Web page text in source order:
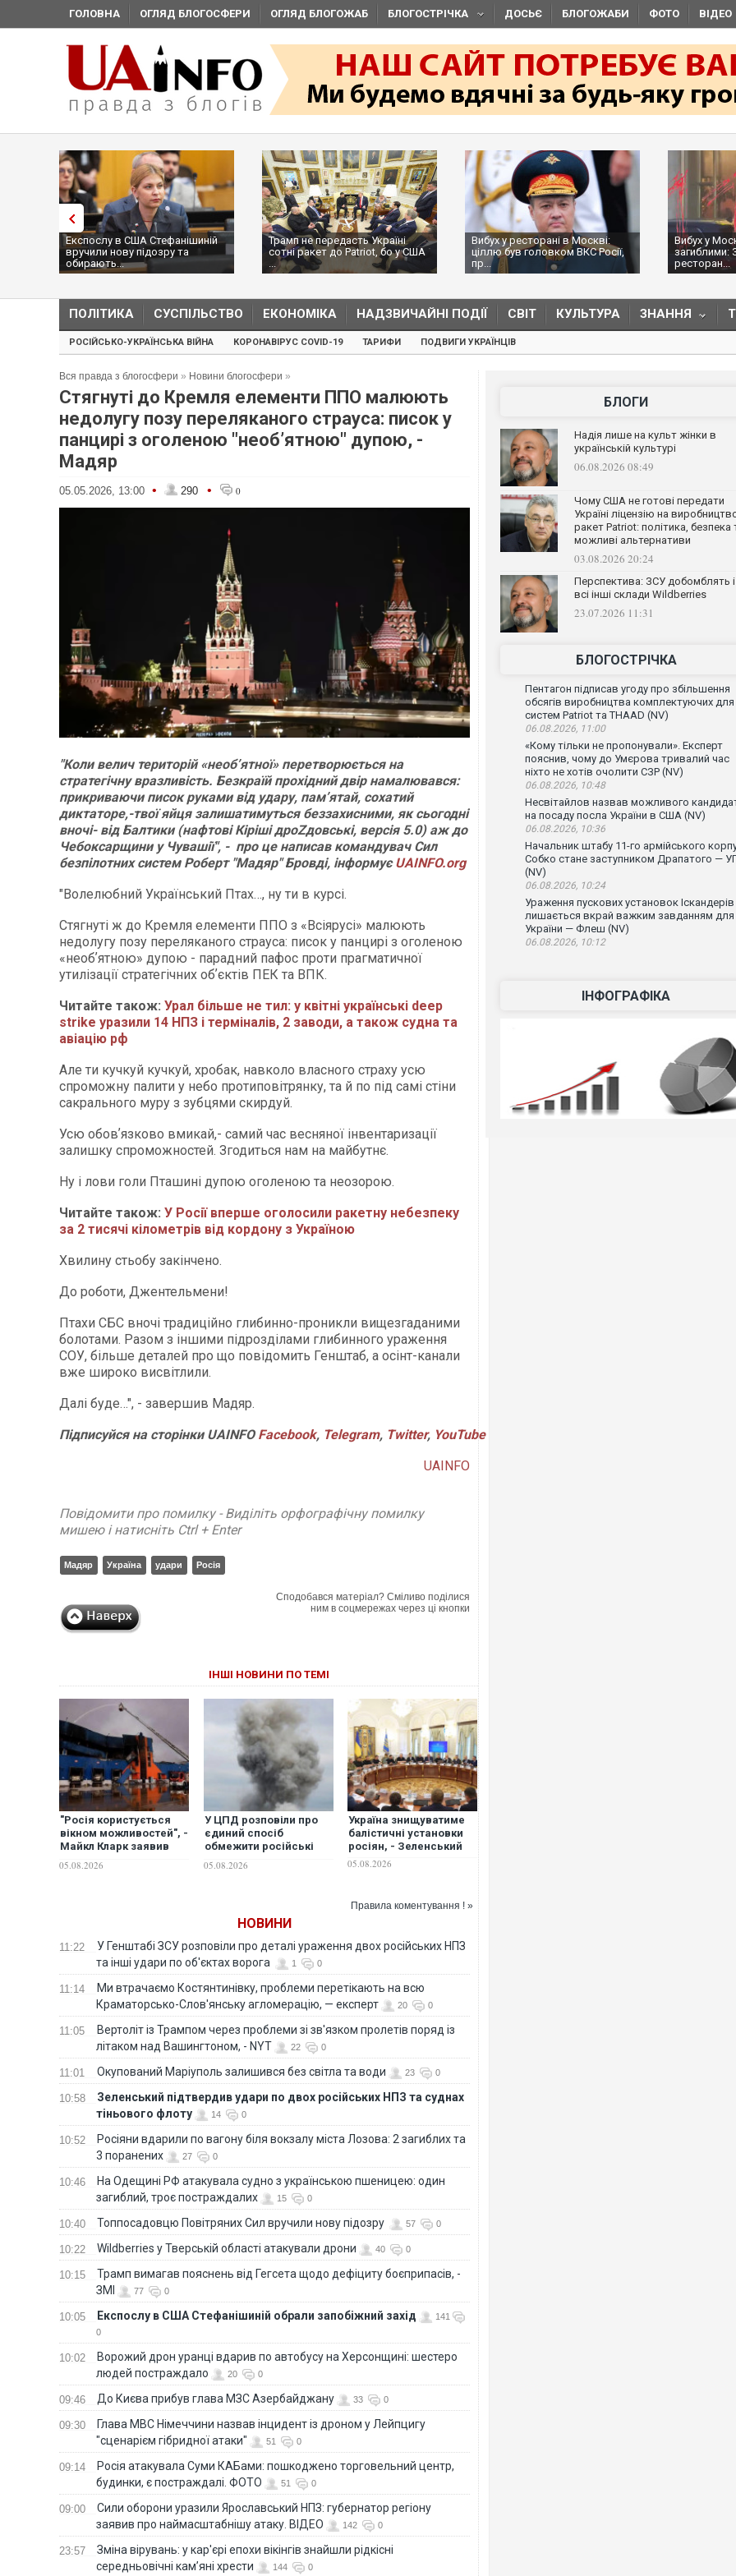
ГОЛОВНА ОГЛЯД БЛОГОСФЕРИ ОГЛЯД БЛОГОЖАБ БЛОГОСТРІЧКА ДОСЬЄ БЛОГОЖАБИ ФОТО ВІДЕО
Експослу в США Стефанішиній
вручили нову підозру та
обирають...
Трамп не передасть Україні
сотні ракет до Patriot, бо у США
...
Вибух у ресторані в Москві:
ціллю був головком ВКС Росії,
пр...
Вибух у
загиблими:
ресторан...
ПОЛІТИКА СУСПІЛЬСТВО ЕКОНОМІКА НАДЗВИЧАЙНІ ПОДІЇ СВІТ КУЛЬТУРА ЗНАННЯ
РОСІЙСЬКО-УКРАЇНСЬКА ВІЙНА КОРОНАВІРУС COVID-19 ТАРИФИ ПОДВИГИ УКРАЇНЦІВ
Вся правда з блогосфери » Новини блогосфери »
Стягнуті до Кремля елементи ППО малюють
недолугу позу переляканого страуса: писок у
панцирі з оголеною "необʼятною" дупою, -
Мадяр
05.05.2026, 13:00 • 290 • 0
"Коли велич територій «необʼятної» перетворюється на
стратегічну вразливість. Безкраїй прохідний двір намалювався:
прикриваючи писок руками від удару, памʼятай, сохатий
диктаторе,-твої яйця залишатимуться беззахисними, як сьогодні
вночі- від Балтики (нафтові Кіріші дроZдовські, версія 5.0) аж до
Чебоксарщини у Чувашії", - про це написав командувач Сил
безпілотних систем Роберт "Мадяр" Бровді, інформуєUAINFO.org
"Волелюбний Український Птах…, ну ти в курсі.
Стягнуті ж до Кремля елементи ППО з «Всіярусі» малюють
недолугу позу переляканого страуса: писок у панцирі з оголеною
«необʼятною» дупою - парадний пафос проти прагматичної
утилізації стратегічних обʼєктів ПЕК та ВПК.
Читайте також: Урал більше не тил: у квітні українські deep
strike уразили 14 НПЗ і терміналів, 2 заводи, а також судна та
авіацію рф
Але ти кучкуй кучкуй, хробак, навколо власного страху усю
спроможну палити у небо протиповітрянку, та й по під самі стіни
сакрального муру з зубцями скирдуй.
Усю обовʼязково вмикай,- самий час весняної інвентаризації
залишку спроможностей. Згодиться нам на майбутнє.
Ну і лови голи Пташині дупою оголеною та неозорою.
Читайте також: У Росії вперше оголосили ракетну небезпеку
за 2 тисячі кілометрів від кордону з Україною
Хвилину стьобу закінчено.
До роботи, Джентельмени!
Птахи СБС вночі традиційно глибинно-проникли вищезгаданими
болотами. Разом з іншими підрозділами глибинного ураження
СОУ, більше деталей про що повідомить Генштаб, а осінт-канали
вже широко висвітлили.
Далі буде…", - завершив Мадяр.
ПідписуйсянасторінкиUAINFO Facebook, Telegram, Twitter, YouTube
UAINFO
Повідомити про помилку - Виділіть орфографічну помилку
мишею і натисніть Ctrl + Enter
Мадяр Україна удари Росія
Сподобався матеріал? Сміливо поділися
ним в соцмережах через ці кнопки
ІНШІ НОВИНИ ПО ТЕМІ
"Росія користується
вікном можливостей", -
Майкл Кларк заявив
протибалістичних
05.08.2026
У ЦПД розповіли про
єдиний спосіб
обмежити російські
05.08.2026
Україна знищуватиме
балістичні установки
росіян, - Зеленський
05.08.2026
Правила коментування ! »
НОВИНИ
11:22
У Генштабі ЗСУ розповіли про деталі ураження двох російських НПЗ
та інші удари по об'єктах ворога
1 0
11:14
Ми втрачаємо Костянтинівку, проблеми перетікають на всю
Краматорсько-Слов'янську агломерацію, — експерт
20 0
11:05
Вертоліт із Трампом через проблеми зі зв'язком пролетів поряд із
літаком над Вашингтоном, - NYT
22 0
11:01 Окупований Маріуполь залишився без світла та води 23 0
10:58
Зеленський підтвердив удари по двох російських НПЗ та суднах
тіньового флоту
14 0
10:52
Росіяни вдарили по вагону біля вокзалу міста Лозова: 2 загиблих та
3 поранених
27 0
10:46
На Одещині РФ атакувала судно з українською пшеницею: один
загиблий, троє постраждалих
15 0
10:40 Топпосадовцю Повітряних Сил вручили нову підозру 57 0
10:22 Wildberries у Тверській області атакували дрони 40 0
10:15
Трамп вимагав пояснень від Гегсета щодо дефіциту боєприпасів, -
ЗМІ
77 0
10:05 Експослу в США Стефанішиній обрали запобіжний захід
141
0
10:02
Ворожий дрон уранці вдарив по автобусу на Херсонщині: шестеро
людей постраждало
20 0
09:46 До Києва прибув глава МЗС Азербайджану 33 0
09:30
Глава МВС Німеччини назвав інцидент із дроном у Лейпцигу
"сценарієм гібридної атаки"
51 0
09:14
Росія атакувала Суми КАБами: пошкоджено торговельний центр,
будинки, є постраждалі. ФОТО
51 0
09:00
Сили оборони уразили Ярославський НПЗ: губернатор регіону
заявив про наймасштабнішу атаку. ВІДЕО
142 0
23:57
Зміна вірувань: у кар'єрі епохи вікінгів знайшли рідкісні
середньовічні кам’яні хрести
144 0
БЛОГИ
Надія лише на культ жінки в
українській культурі
06.08.2026 08:49
Чому США не готові передати
Україні ліцензію на
ракет Patriot: політика, безпека
можливі альтернативи
03.08.2026 20:24
Перспектива: ЗСУ добомблять і
всі інші склади Wildberries
23.07.2026 11:31
БЛОГОСТРІЧКА
Пентагон підписав угоду про збільшення
обсягів виробництва комплектуючих для
систем Patriot та THAAD (NV)
06.08.2026, 11:00
«Кому тільки не пропонували». Експерт
пояснив, чому до Умєрова тривалий час
ніхто не хотів очолити СЗР (NV)
06.08.2026, 10:48
Несвітайлов назвав можливого
на посаду посла України в США (NV)
06.08.2026, 10:36
Начальник штабу 11-го армійського
Собко стане заступником Драпатого —
(NV)
06.08.2026, 10:24
Ураження пускових установок Іскандерів
лишається вкрай важким завданням для
України — Флеш (NV)
06.08.2026, 10:12
ІНФОГРАФІКА
Росія атакувала Суми
торговельний центр,
Топпосадовцю Повітряних